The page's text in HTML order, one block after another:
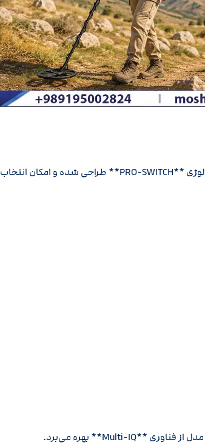
اکسترا پرو یکی از جدیدترین محصولات ماینلب است. این دستگاه با تکنولوژی **PRO-SWITCH** طراحی شده و امکان انتخاب